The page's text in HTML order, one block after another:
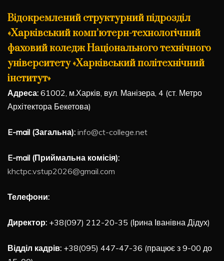
Відокремлений структурний підрозділ
«Харківський комп’ютерн-технологічний
фаховий коледж Національного технічного
університету «Харківський політехнічний
інститут»
Адреса: 61002, м.Харків, вул. Манізера, 4 (ст. Метро
Архітектора Бекетова)
E-mail (Загальна): info@ct-college.net
E-mail (Приймальна комісія):
khctpc.vstup2026@gmail.com
Телефони:
Директор: +38(097) 212-20-35 (Ірина Іванівна Дідух)
Відділ кадрів: +38(095) 447-47-36 (працює з 9-00 до